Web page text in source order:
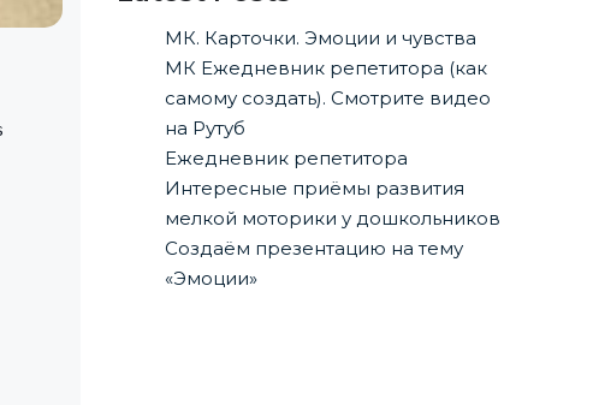
МК. Карточки. Эмоции и чувства
МК Ежедневник репетитора (как
самому создать). Смотрите видео
на Рутуб
Ежедневник репетитора
Интересные приёмы развития
мелкой моторики у дошкольников
Создаём презентацию на тему
«Эмоции»